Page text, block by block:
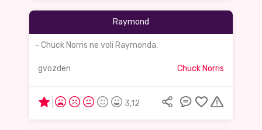
Raymond
- Chuck Norris ne voli Raymonda.
gvozden Chuck Norris
3,12